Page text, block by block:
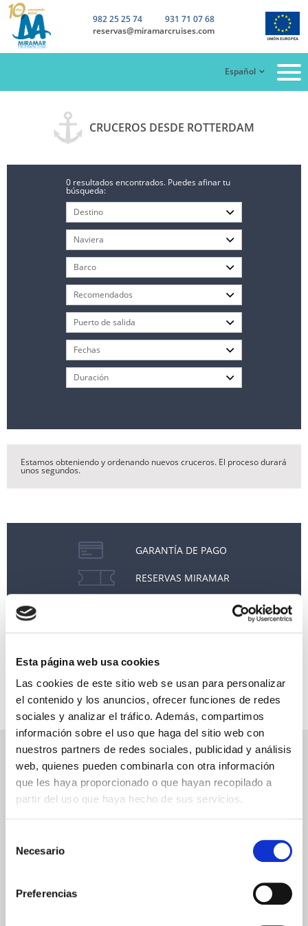
Esta página web usa cookies
Las cookies de este sitio web se usan para personalizar
el contenido y los anuncios, ofrecer funciones de redes
sociales y analizar el tráfico. Además, compartimos
información sobre el uso que haga del sitio web con
nuestros partners de redes sociales, publicidad y análisis
web, quienes pueden combinarla con otra información
que les haya proporcionado o que hayan recopilado a
partir del uso que haya hecho de sus servicios.
Necesario
Preferencias
982 25 25 74
931 71 07 68
reservas@miramarcruises.com
Español
CRUCEROS DESDE ROTTERDAM
0 resultados encontrados. Puedes afinar tu
búsqueda:
Estamos obteniendo y ordenando nuevos cruceros. El proceso durará
unos segundos.
GARANTÍA DE PAGO
RESERVAS MIRAMAR
INFORMACIÓN ÚTIL
NEWSLETTER
Déjanos tu email y recibirás promociones y las últimas novedades en
cruceros:
ENVIAR